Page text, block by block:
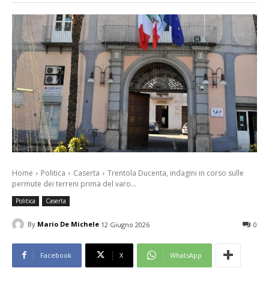
Home Politica Caserta
Trentola Ducenta, indagini in corso sulle
permute dei terreni prima del varo...
Politica Caserta
By Mario De Michele 12 Giugno 2026 0
Facebook X WhatsApp